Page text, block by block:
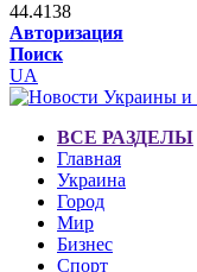
44.4138
Авторизация
Поиск
UA
ВСЕ РАЗДЕЛЫ
Главная
Украина
Город
Мир
Бизнес
Спорт